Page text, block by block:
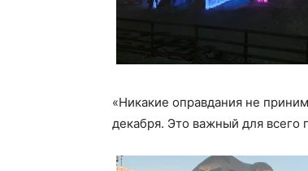
«Никакие оправдания не
декабря. Это важный для всего